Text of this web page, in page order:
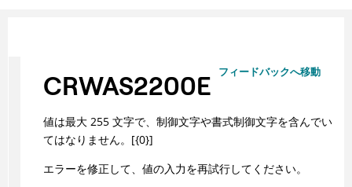
フィードバックへ移動
CRWAS2200E
値は最大 255 文字で、制御文字や書式制御文字を含んでい
てはなりません。[{0}]
エラーを修正して、値の入力を再試行してください。